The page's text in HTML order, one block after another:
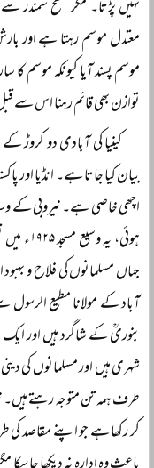
نہیں پڑتا۔ مگر سطح سمندر
معتدل موسم رہتا ہے اور
موسم پسند آیا کیونکہ موسم
توازن بھی قائم رہنا اس سے
کینیا کی آبادی دو
بیان کیا جاتا ہے۔ انڈیا اور
اچھی خاصی ہے۔ نیروبی کے
ہوئی،
جہاں مسلمانوں کی فلاح و
آباد کے مولانا مطیع الرسول
بنوریؒ کے شاگرد ہیں اور
شہری ہیں اور مسلمانوں کی
طرف ہمہ تن متوجہ رہتے ہیں۔
کر رکھا ہے جو اپنے مقاصد